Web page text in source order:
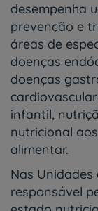
desempenha
prevenção e
áreas de
doenças
doenças
infantil,
nutricional
alimentar.
Nas Unidades
responsável